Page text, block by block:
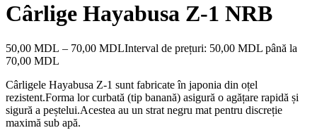
Cârlige Hayabusa Z-1 NRB
50,00 MDL – 70,00 MDLInterval de prețuri: 50,00 MDL până la
70,00 MDL
Cârligele Hayabusa Z-1 sunt fabricate în japonia din oțel
rezistent.Forma lor curbată (tip banană) asigură o agățare rapidă și
sigură a peștelui.Acestea au un strat negru mat pentru discreție
maximă sub apă.